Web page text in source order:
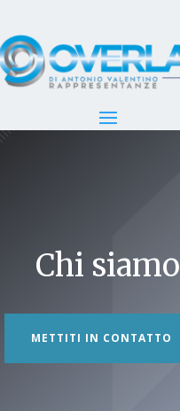
Chi siamo
METTITI IN CONTATTO